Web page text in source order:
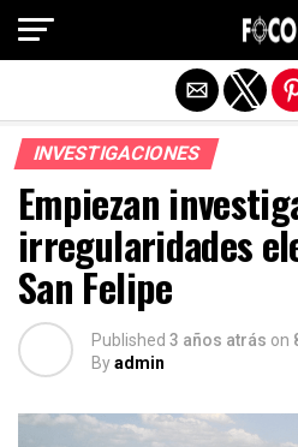
INVESTIGACIONES
Empiezan
irregularidades
San Felipe
Published 3 años atrás on
Byadmin
Salir de la